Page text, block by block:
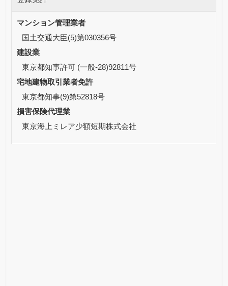
マンション管理業者
国土交通大臣(5)第030356号
建設業
東京都知事許可 (一般-28)92811号
宅地建物取引業者免許
東京都知事(9)第52818号
損害保険代理業
東京海上ミレア少額短期株式会社